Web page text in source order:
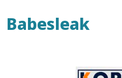
Babesleak